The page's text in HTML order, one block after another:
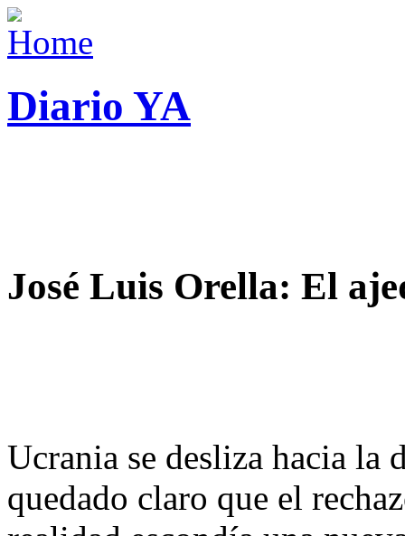
Diario YA
José Luis Orella: El
Ucrania se desliza hacia
quedado claro que el